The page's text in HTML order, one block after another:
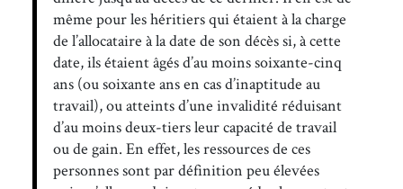
même pour les héritiers qui étaient à la charge
de l’allocataire à la date de son décès si, à cette
date, ils étaient âgés d’au moins soixante-cinq
ans (ou soixante ans en cas d’inaptitude au
travail), ou atteints d’une invalidité réduisant
d’au moins deux-tiers leur capacité de travail
ou de gain. En effet, les ressources de ces
personnes sont par définition peu élevées